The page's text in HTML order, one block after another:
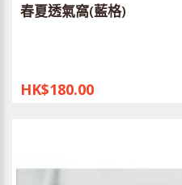
春夏透氣窩(藍格)
HK$180.00